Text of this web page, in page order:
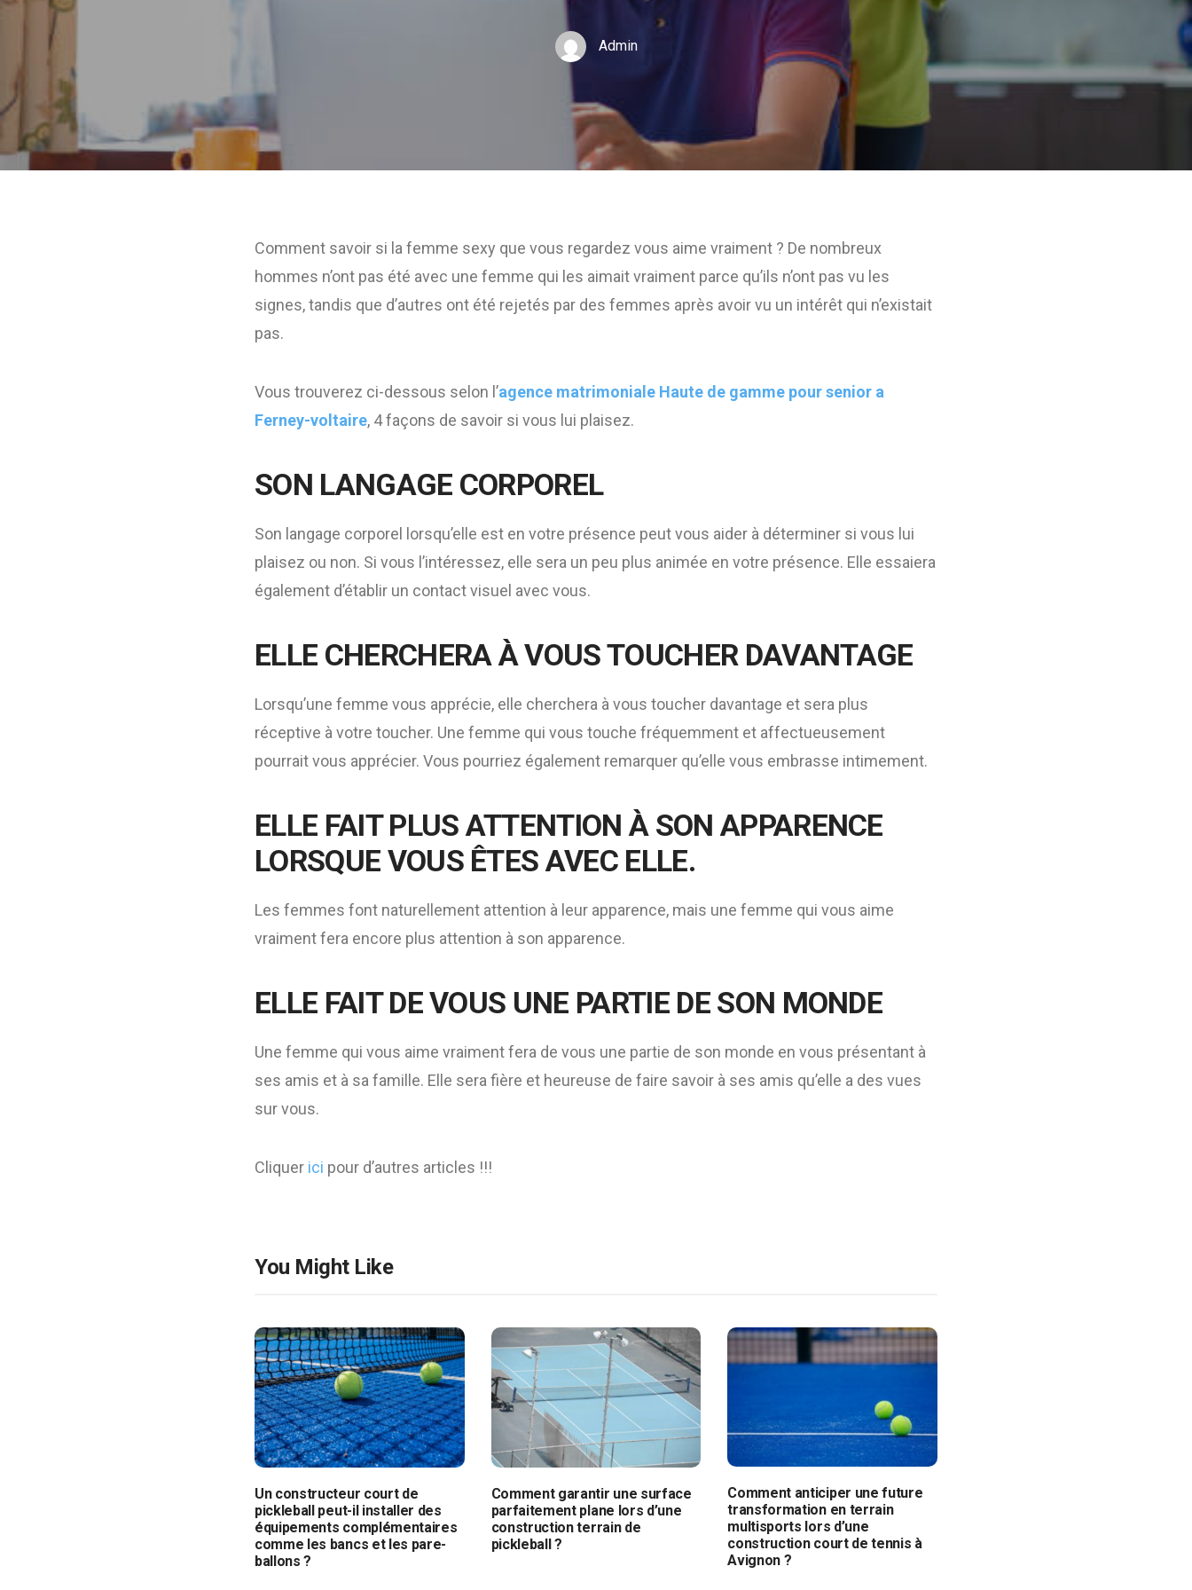
Admin
Comment savoir si la femme sexy que vous regardez vous aime vraiment ? De nombreux
hommes n’ont pas été avec une femme qui les aimait vraiment parce qu’ils n’ont pas vu les
signes, tandis que d’autres ont été rejetés par des femmes après avoir vu un intérêt qui n’existait
pas.
Vous trouverez ci-dessous selon l’agence matrimoniale Haute de gamme pour senior a
Ferney-voltaire, 4 façons de savoir si vous lui plaisez.
SON LANGAGE CORPOREL
Son langage corporel lorsqu’elle est en votre présence peut vous aider à déterminer si vous lui
plaisez ou non. Si vous l’intéressez, elle sera un peu plus animée en votre présence. Elle essaiera
également d’établir un contact visuel avec vous.
ELLE CHERCHERA À VOUS TOUCHER DAVANTAGE
Lorsqu’une femme vous apprécie, elle cherchera à vous toucher davantage et sera plus
réceptive à votre toucher. Une femme qui vous touche fréquemment et affectueusement
pourrait vous apprécier. Vous pourriez également remarquer qu’elle vous embrasse intimement.
ELLE FAIT PLUS ATTENTION À SON APPARENCE
LORSQUE VOUS ÊTES AVEC ELLE.
Les femmes font naturellement attention à leur apparence, mais une femme qui vous aime
vraiment fera encore plus attention à son apparence.
ELLE FAIT DE VOUS UNE PARTIE DE SON MONDE
Une femme qui vous aime vraiment fera de vous une partie de son monde en vous présentant à
ses amis et à sa famille. Elle sera fière et heureuse de faire savoir à ses amis qu’elle a des vues
sur vous.
Cliquer ici pour d’autres articles !!!
You Might Like
Un constructeur court de
pickleball peut-il installer des
équipements complémentaires
comme les bancs et les pare-
ballons ?
Comment garantir une surface
parfaitement plane lors d’une
construction terrain de
pickleball ?
Comment anticiper une future
transformation en terrain
multisports lors d’une
construction court de tennis à
Avignon ?